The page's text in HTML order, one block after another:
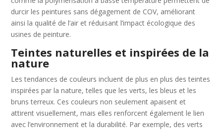
durcir les peintures sans dégagement de COV, améliorant
ainsi la qualité de l’air et réduisant l’impact écologique des
usines de peinture.
Teintes naturelles et inspirées de la
nature
Les tendances de couleurs incluent de plus en plus des teintes
inspirées par la nature, telles que les verts, les bleus et les
bruns terreux. Ces couleurs non seulement apaisent et
attirent visuellement, mais elles renforcent également le lien
avec l’environnement et la durabilité. Par exemple, des verts